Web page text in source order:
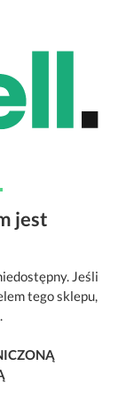
jest
Jeśli
tego sklepu,